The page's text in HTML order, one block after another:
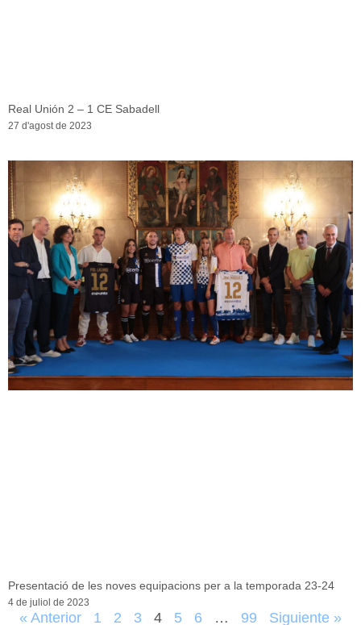
Real Unión 2 – 1 CE Sabadell
27 d'agost de 2023
Presentació de les noves equipacions per a la temporada 23-24
4 de juliol de 2023
« Anterior 1 2 3 4 5 6 … 99 Siguiente »